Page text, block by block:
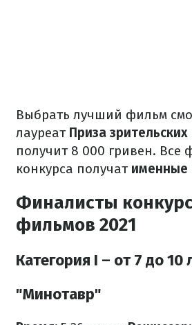
Выбрать лучший фильм
лауреат Приза
получит 8 000 гривен. Все
конкурса получат именные
Финалисты
фильмов 2021
Категория I – от 7 до 10
"Минотавр"